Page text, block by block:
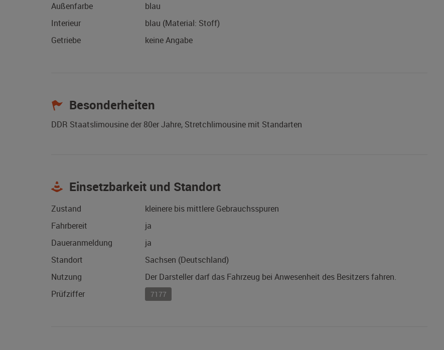
Außenfarbe
blau
Interieur
blau (Material: Stoff)
Getriebe
keine Angabe
Besonderheiten
DDR Staatslimousine der 80er Jahre, Stretchlimousine mit Standarten
Einsetzbarkeit und Standort
Zustand
kleinere bis mittlere Gebrauchsspuren
Fahrbereit
ja
Daueranmeldung
ja
Standort
Sachsen (Deutschland)
Nutzung
Der Darsteller darf das Fahrzeug bei Anwesenheit des Besitzers fahren.
Prüfziffer
7177